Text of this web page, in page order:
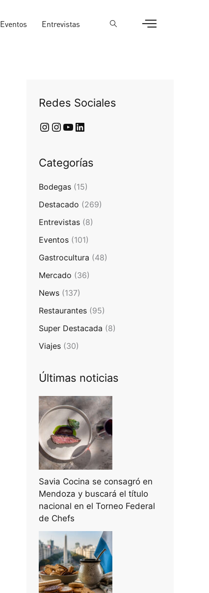
Eventos Entrevistas
Redes Sociales
Categorías
Bodegas (15)
Destacado (269)
Entrevistas (8)
Eventos (101)
Gastrocultura (48)
Mercado (36)
News (137)
Restaurantes (95)
Super Destacada (8)
Viajes (30)
Últimas noticias
Savia Cocina se consagró en
Mendoza y buscará el título
nacional en el Torneo Federal
de Chefs